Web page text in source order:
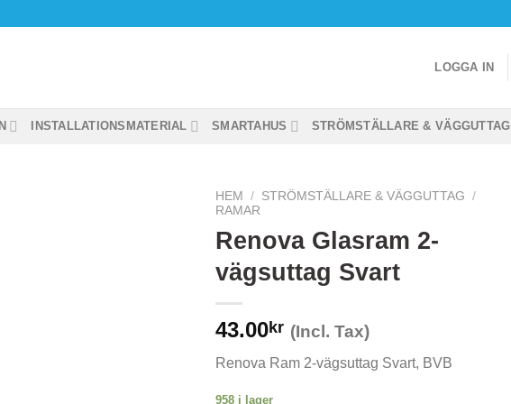
LOGGA IN
INSTALLATIONSMATERIAL SMARTAHUS STRÖMSTÄLLARE & VÄGGUTTAG
HEM / STRÖMSTÄLLARE & VÄGGUTTAG
/
RAMAR
Renova Glasram 2-
vägsuttag Svart
43.00kr (Incl. Tax)
Renova Ram 2-vägsuttag Svart, BVB
958 i lager